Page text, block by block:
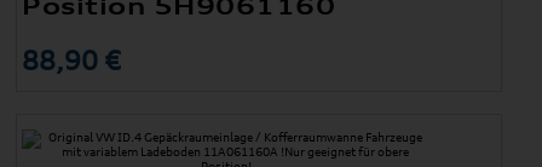
Position 5H9061160
88,90 €